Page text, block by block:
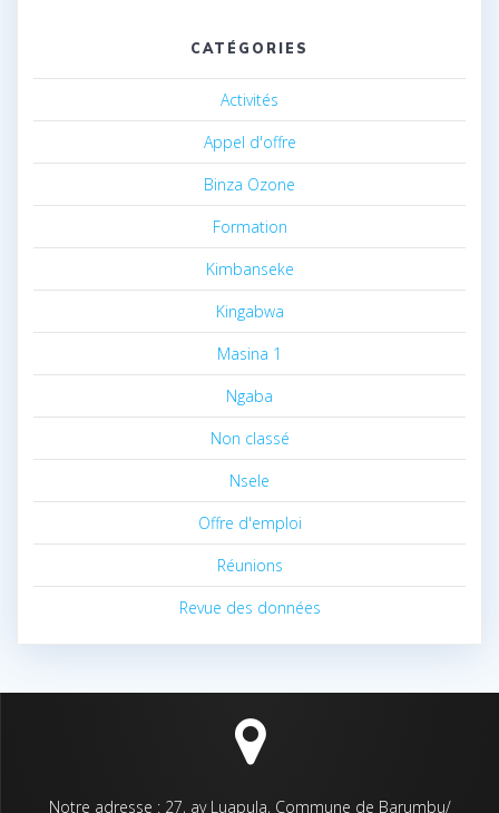
CATÉGORIES
Activités
Appel d'offre
Binza Ozone
Formation
Kimbanseke
Kingabwa
Masina 1
Ngaba
Non classé
Nsele
Offre d'emploi
Réunions
Revue des données
Notre adresse : 27, av Luapula, Commune de Barumbu/